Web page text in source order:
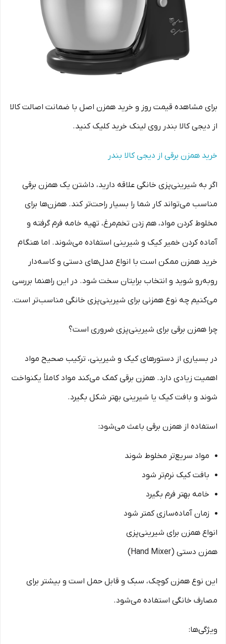
برای مشاهده قیمت روز و خرید همزن اصل با ضمانت اصالت کالا
از دیجی کالا بندر روی لینک خرید کلیک کنید.
خرید همزن برقی از دیجی کالا بندر
اگر به شیرینی‌پزی خانگی علاقه دارید، داشتن یک همزن برقی
مناسب می‌تواند کار شما را بسیار راحت‌تر کند. همزن‌ها برای
مخلوط کردن مواد، هم زدن تخم‌مرغ، تهیه خامه فرم گرفته و
آماده کردن خمیر کیک و شیرینی استفاده می‌شوند. اما هنگام
خرید همزن ممکن است با انواع مدل‌های دستی و کاسه‌دار
روبه‌رو شوید و انتخاب برایتان سخت شود. در این راهنما بررسی
می‌کنیم چه نوع همزنی برای شیرینی‌پزی خانگی مناسب‌تر است.
چرا همزن برقی برای شیرینی‌پزی ضروری است؟
در بسیاری از دستورهای کیک و شیرینی، ترکیب صحیح مواد
اهمیت زیادی دارد. همزن برقی کمک می‌کند مواد کاملاً یکنواخت
شوند و بافت کیک یا شیرینی بهتر شکل بگیرد.
استفاده از همزن برقی باعث می‌شود:
مواد سریع‌تر مخلوط شوند
بافت کیک نرم‌تر شود
خامه بهتر فرم بگیرد
زمان آماده‌سازی کمتر شود
انواع همزن برای شیرینی‌پزی
همزن دستی (Hand Mixer)
این نوع همزن کوچک، سبک و قابل حمل است و بیشتر برای
مصارف خانگی استفاده می‌شود.
ویژگی‌ها: